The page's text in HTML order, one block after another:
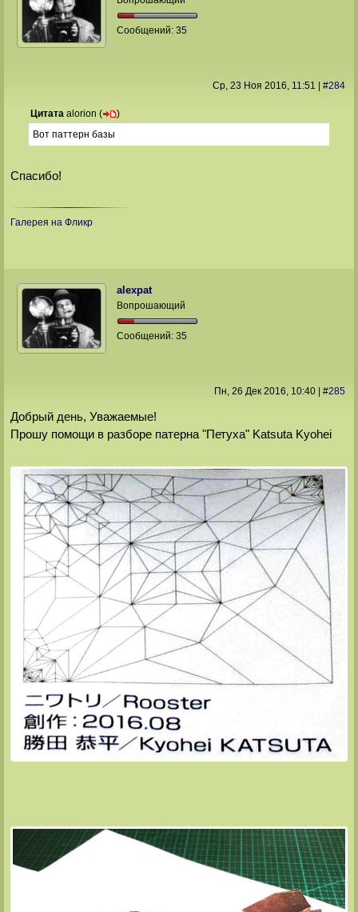
Сообщений:35
Ср, 23 Ноя 2016, 11:51 #284
Цитата alorion (
)
Вот паттерн базы
Спасибо!
Галерея на Фликр
alexpat
Вопрошающий
Сообщений:35
Пн, 26 Дек 2016, 10:40| #285
Добрый день, Уважаемые!
Прошу помощи в разборе патерна "Петуха" Katsuta Kyohei